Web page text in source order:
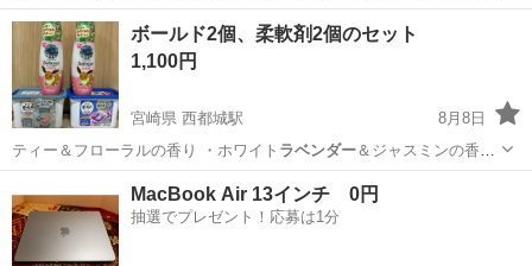
スカート 他 …
群馬 北群馬郡 群馬総社駅 ワンピース バラ
ボールド2個、柔軟剤2個のセット
1,100円
宮崎県 西都城駅
8月8日
ティー＆フローラルの香り ・ホワイト ラベンダー＆ジャスミンの香り
の2個 ヤシノミ柔…
都城市 西都城駅 その他
MacBook Air 13インチ 0円
抽選でプレゼント！応募は1分